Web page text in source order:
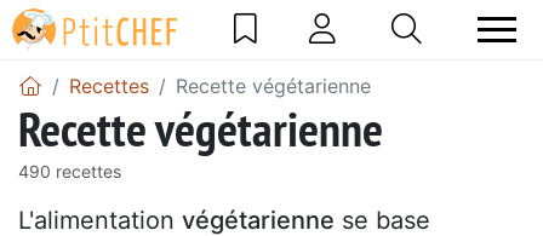
Recettes Recette végétarienne
Recette végétarienne
490 recettes
L'alimentation végétarienne se base